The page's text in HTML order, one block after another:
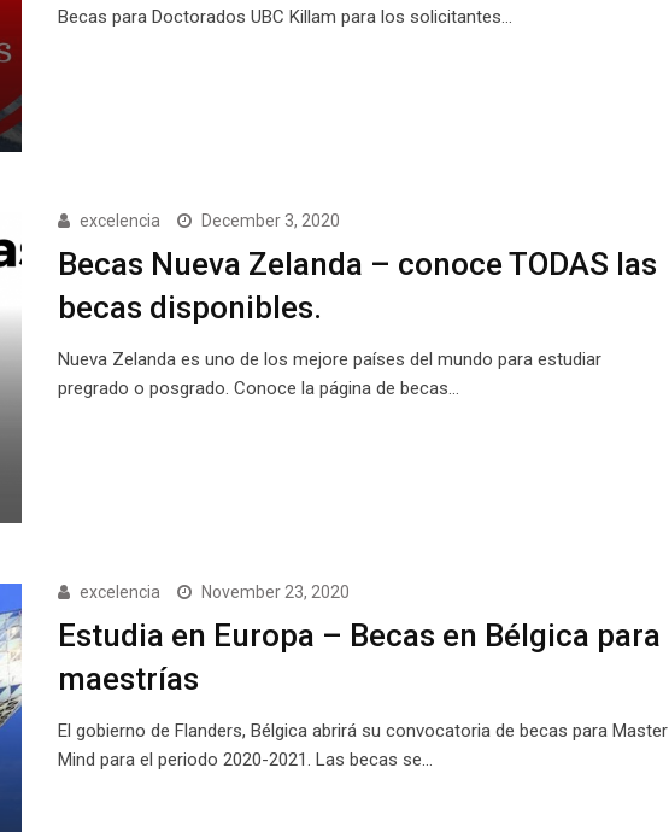
Becas para Doctorados UBC Killam para los solicitantes…
excelencia December 3, 2020
Becas Nueva Zelanda – conoce TODAS las
becas disponibles.
Nueva Zelanda es uno de los mejore países del mundo para estudiar
pregrado o posgrado. Conoce la página de becas…
excelencia November 23, 2020
Estudia en Europa – Becas en Bélgica para
maestrías
El gobierno de Flanders, Bélgica abrirá su convocatoria de becas para Master
Mind para el periodo 2020-2021. Las becas se…